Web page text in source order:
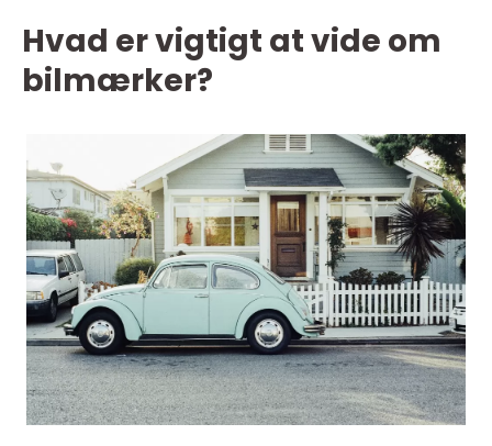
Hvad er vigtigt at vide om
bilmærker?